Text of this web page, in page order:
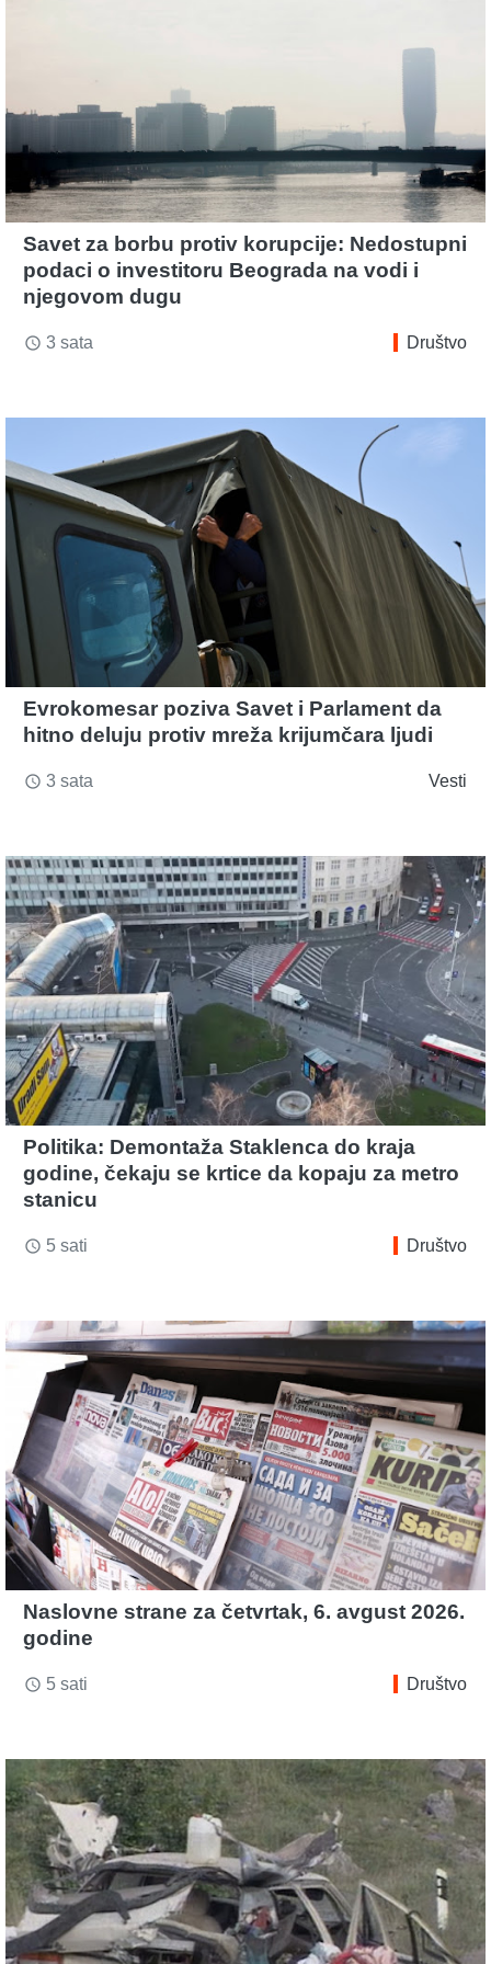
Savet za borbu protiv korupcije: Nedostupni
podaci o investitoru Beograda na vodi i
njegovom dugu
access_time 3 sata Društvo
Evrokomesar poziva Savet i Parlament da
hitno deluju protiv mreža krijumčara ljudi
access_time 3 sata Vesti
Politika: Demontaža Staklenca do kraja
godine, čekaju se krtice da kopaju za metro
stanicu
access_time 5 sati Društvo
Naslovne strane za četvrtak, 6. avgust 2026.
godine
access_time 5 sati Društvo